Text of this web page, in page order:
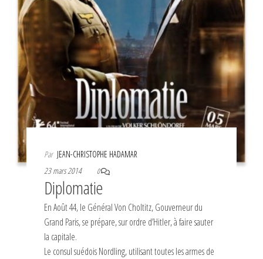
Par JEAN-CHRISTOPHE HADAMAR
23 mars 2014
0
Diplomatie
En Août 44, le Général Von Choltitz, Gouverneur du
Grand Paris, se prépare, sur ordre d’Hitler, à faire sauter
la capitale.
Le consul suédois Nordling, utilisant toutes les armes de